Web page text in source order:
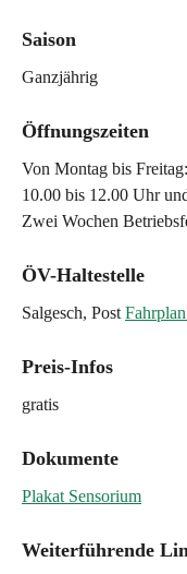
Saison
Ganzjährig
Öffnungszeiten
Von Montag bis Freitag:
10.00 bis 12.00 Uhr
Zwei Wochen
ÖV-Haltestelle
Salgesch, Post
Preis-Infos
gratis
Dokumente
Plakat Sensorium
Weiterführende